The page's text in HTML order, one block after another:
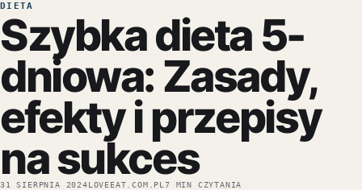
DIETA
Szybka dieta 5-
dniowa: Zasady,
efekty i przepisy
na sukces
31 SIERPNIA 2024LOVEEAT.COM.PL7 MIN CZYTANIA